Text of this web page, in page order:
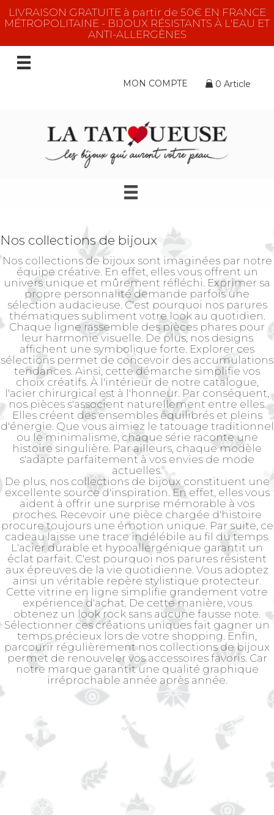
LIVRAISON GRATUITE à partir de 50€ EN FRANCE
MÉTROPOLITAINE - BIJOUX RÉSISTANTS À L'EAU ET
ANTI-ALLERGÈNES
MON COMPTE 0 Article
Nos collections de bijoux
Nos collections de bijoux sont imaginées par notre
équipe créative. En effet, elles vous offrent un
univers unique et mûrement réfléchi. Exprimer sa
propre personnalité demande parfois une
sélection audacieuse. C'est pourquoi nos parures
thématiques subliment votre look au quotidien.
Chaque ligne rassemble des pièces phares pour
leur harmonie visuelle. De plus, nos designs
affichent une symbolique forte. Explorer ces
sélections permet de concevoir des accumulations
tendances. Ainsi, cette démarche simplifie vos
choix créatifs. À l'intérieur de notre catalogue,
l'acier chirurgical est à l'honneur. Par conséquent,
nos pièces s'associent naturellement entre elles.
Elles créent des ensembles équilibrés et pleins
d'énergie. Que vous aimiez le tatouage traditionnel
ou le minimalisme, chaque série raconte une
histoire singulière. Par ailleurs, chaque modèle
s'adapte parfaitement à vos envies de mode
actuelles.
De plus, nos collections de bijoux constituent une
excellente source d'inspiration. En effet, elles vous
aident à offrir une surprise mémorable à vos
proches. Recevoir une pièce chargée d'histoire
procure toujours une émotion unique. Par suite, ce
cadeau laisse une trace indélébile au fil du temps.
L'acier durable et hypoallergénique garantit un
éclat parfait. C'est pourquoi nos parures résistent
aux épreuves de la vie quotidienne. Vous adoptez
ainsi un véritable repère stylistique protecteur.
Cette vitrine en ligne simplifie grandement votre
expérience d'achat. De cette manière, vous
obtenez un look rock sans aucune fausse note.
Sélectionner ces créations uniques fait gagner un
temps précieux lors de votre shopping. Enfin,
parcourir régulièrement nos collections de bijoux
permet de renouveler vos accessoires favoris. Car
notre marque garantit une qualité graphique
irréprochable année après année.